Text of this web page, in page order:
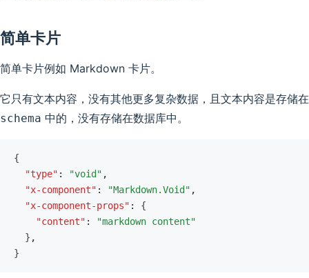
简单卡片
简单卡片例如 Markdown 卡片。
它只有文本内容，没有其他更多复杂数据，且文本内容是存储在
schema 中的，没有存储在数据库中。
{
  "type"
: "void" ,
  "x-component"
: "Markdown.Void" ,
  "x-component-props"
:
{
    "content"
:
"markdown content"
  }
,
}